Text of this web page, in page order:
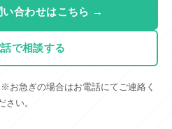
い合わせはこちら →
で相談する
急ぎの場合はお電話にてご連絡く
さい。